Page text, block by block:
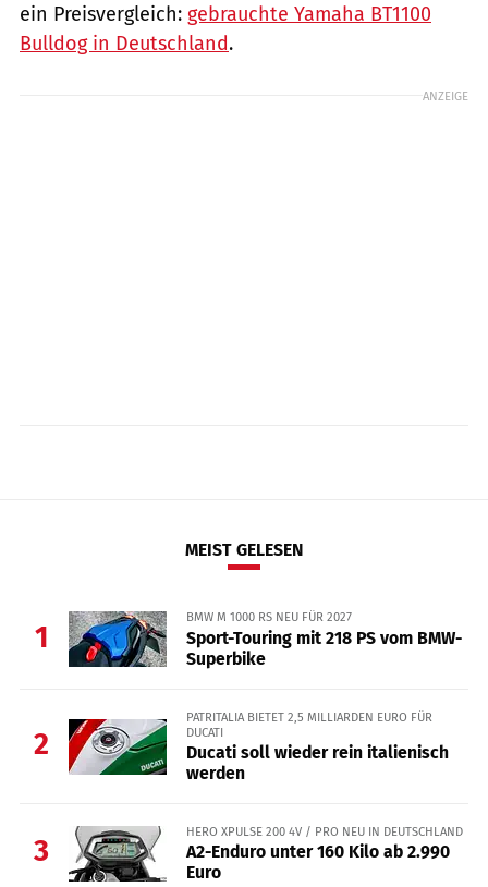
ein Preisvergleich: gebrauchte Yamaha BT1100
Bulldog in Deutschland.
ANZEIGE
MEIST GELESEN
1
BMW M 1000 RS NEU FÜR 2027
Sport-Touring mit 218 PS vom BMW-
Superbike
2
PATRITALIA BIETET 2,5 MILLIARDEN EURO FÜR
DUCATI
Ducati soll wieder rein italienisch
werden
3
HERO XPULSE 200 4V / PRO NEU IN DEUTSCHLAND
A2-Enduro unter 160 Kilo ab 2.990
Euro